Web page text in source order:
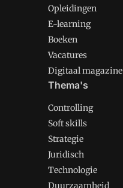
Opleidingen
E-learning
Boeken
Vacatures
Digitaal magazine
Thema's
Controlling
Soft skills
Strategie
Juridisch
Technologie
Duurzaamheid